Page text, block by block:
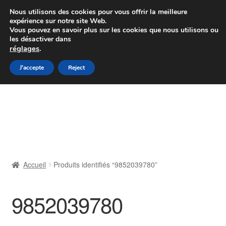
Colissimo livraison à partir de 7 EUR
Du lundi au vendredi de 9 h à 16 h
Aller
à
Aller
au
Livraison
Accueil Produits identifiés “9852039780”
9852039780
Nous utilisons des cookies pour vous offrir la meilleure
expérience sur notre site Web.
Vous pouvez en savoir plus sur les cookies que nous utilisons ou
les désactiver dans
réglages.
J'accepte Reject